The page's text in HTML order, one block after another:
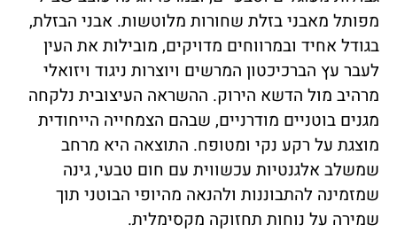
מפותל מאבני בזלת שחורות מלוטשות. אבני הבזלת,
בגודל אחיד ובמרווחים מדויקים, מובילות את העין
לעבר עץ הברכיכטון המרשים ויוצרות ניגוד ויזואלי
מרהיב מול הדשא הירוק. ההשראה העיצובית נלקחה
מגנים בוטניים מודרניים, שבהם הצמחייה הייחודית
מוצגת על רקע נקי ומטופח. התוצאה היא מרחב
שמשלב אלגנטיות עכשווית עם חום טבעי, גינה
שמזמינה להתבוננות ולהנאה מהיופי הבוטני תוך
שמירה על נוחות תחזוקה מקסימלית.